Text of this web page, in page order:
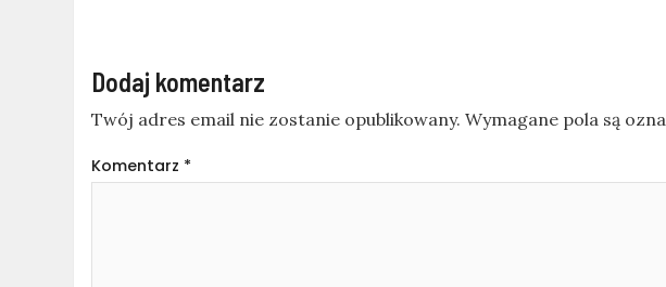
Dodaj komentarz
Twój adres email nie zostanie opublikowany. Wymagane pola są
Komentarz *